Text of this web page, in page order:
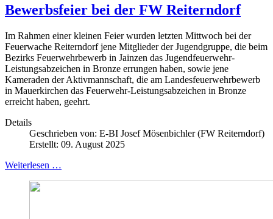
Bewerbsfeier bei der FW Reiterndorf
Im Rahmen einer kleinen Feier wurden letzten Mittwoch bei der
Feuerwache Reiterndorf jene Mitglieder der Jugendgruppe, die beim
Bezirks Feuerwehrbewerb in Jainzen das Jugendfeuerwehr-
Leistungsabzeichen in Bronze errungen haben, sowie jene
Kameraden der Aktivmannschaft, die am Landesfeuerwehrbewerb
in Mauerkirchen das Feuerwehr-Leistungsabzeichen in Bronze
erreicht haben, geehrt.
Details
Geschrieben von: E-BI Josef Mösenbichler (FW Reiterndorf)
Erstellt: 09. August 2025
Weiterlesen …